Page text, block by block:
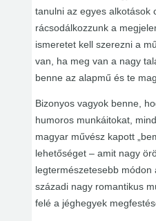
tanulni az egyes alkotások
rácsodálkozzunk a
ismeretet kell szerezni a
van, ha meg van a nagy
benne az alapmű és te
Bizonyos vagyok benne,
humoros munkáitokat,
magyar művész kapott
lehetőséget – amit nagy
legtermészetesebb módon
századi nagy romantikus
felé a jéghegyek